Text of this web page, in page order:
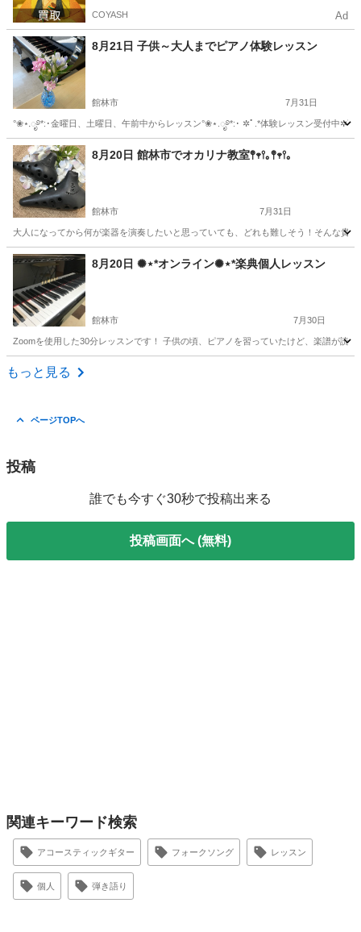
COYASH Ad
8月21日 子供～大人までピアノ体験レッスン
館林市 7月31日
°❀⋆.ೃ࿔*:･金曜日、土曜日、午前中からレッスン°❀⋆.ೃ࿔*:･ ✲ﾟ.*体験レッスン受付中✲ﾟ
群馬 館林市 ピアノ レッスン
8月20日 館林市でオカリナ教室𖤣𖥧𖥣｡𖤣𖥧𖥣｡
館林市 7月31日
大人になってから何が楽器を演奏したいと思っていても、どれも難しそう！そんな貴
群馬 館林市 その他 オカリナ
8月20日 ✺⋆*オンライン✺⋆*楽典個人レッスン
館林市 7月30日
Zoomを使用した30分レッスンです！ 子供の頃、ピアノを習っていたけど、楽譜が読
群馬 館林市
もっと見る
ページTOPへ
投稿
誰でも今すぐ30秒で投稿出来る
投稿画面へ (無料)
関連キーワード検索
アコースティックギター フォークソング レッスン
個人 弾き語り